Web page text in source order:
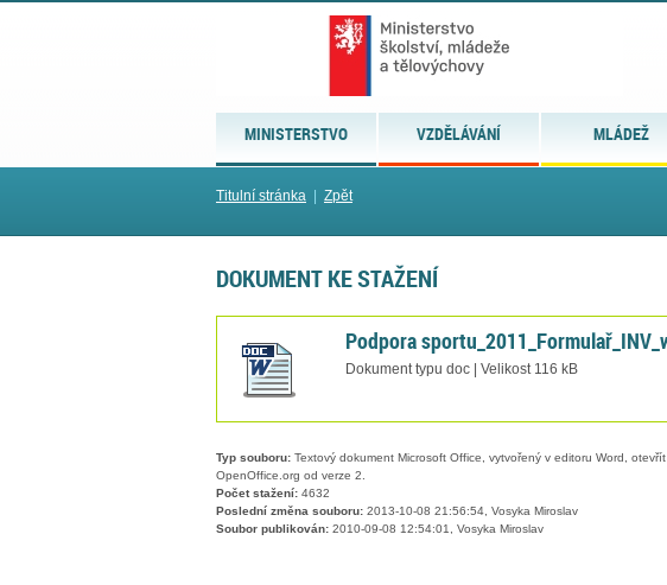
MINISTERSTVO VZDĚLÁVÁNÍ MLÁDEŽ
Titulní stránka Zpět
DOKUMENT KE STAŽENÍ
Podpora
Dokument typu doc | Velikost 116 kB
Typ souboru: Textový dokument Microsoft Office, vytvořený v editoru Word,
OpenOffice.org od verze 2.
Počet stažení: 4632
Poslední změna souboru: 2013-10-08 21:56:54, Vosyka Miroslav
Soubor publikován: 2010-09-08 12:54:01, Vosyka Miroslav